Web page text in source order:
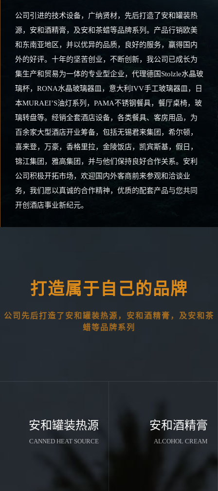
公司引进的技术设备，广纳贤材，先后打造了安和罐装热
源，安和酒精膏，及安和茶蜡等品牌系列。产品行销欧美
和东南亚地区，并以优异的品质，良好的服务，赢得国内
外的好评。十年的坚苦创业，不断创新，我公司已成长为
集生产和贸易为一体的专业型企业，代理德国Stolzle水晶玻
璃杯，RONA水晶玻璃器皿，意大利IVV手工玻璃器皿，日
本MURAEI’S油灯系列，PAMA不锈钢餐具，餐厅桌椅，玻
璃转盘等。经销全套酒店设备，各类餐具、客房用品，为
百余家大型酒店开业筹备，包括无锡君来集团，希尔顿，
喜来登，万豪，香格里拉，金陵饭店，凯宾斯基，假日，
锦江集团，雅高集团，并与他们保持良好合作关系。安利
公司积极开拓市场，欢迎国内外客商前来参观和洽谈业
务，我们愿以真诚的合作精神，优质的配套产品与您共同
开创酒店事业新纪元。
打造属于自己的品牌
公司先后打造了安和罐装热源，安和酒精膏，及安和茶
蜡等品牌系列
安和罐装热源
CANNED HEAT SOURCE
安和酒精膏
ALCOHOL CREAM